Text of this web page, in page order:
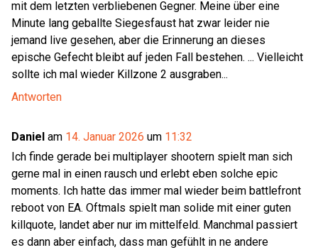
mit dem letzten verbliebenen Gegner. Meine über eine
Minute lang geballte Siegesfaust hat zwar leider nie
jemand live gesehen, aber die Erinnerung an dieses
epische Gefecht bleibt auf jeden Fall bestehen. ... Vielleicht
sollte ich mal wieder Killzone 2 ausgraben...
Antworten
Daniel am 14. Januar 2026 um 11:32
Ich finde gerade bei multiplayer shootern spielt man sich
gerne mal in einen rausch und erlebt eben solche epic
moments. Ich hatte das immer mal wieder beim battlefront
reboot von EA. Oftmals spielt man solide mit einer guten
killquote, landet aber nur im mittelfeld. Manchmal passiert
es dann aber einfach, dass man gefühlt in ne andere